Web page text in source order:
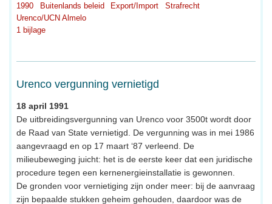
1990
Buitenlands beleid Export/Import
Strafrecht
Urenco/UCN Almelo
1 bijlage
Urenco vergunning vernietigd
18 april 1991
De uitbreidingsvergunning van Urenco voor 3500t wordt door
de Raad van State vernietigd. De vergunning was in mei 1986
aangevraagd en op 17 maart ‘87 verleend. De
milieubeweging juicht: het is de eerste keer dat een juridische
procedure tegen een kernenergieinstallatie is gewonnen.
De gronden voor vernietiging zijn onder meer: bij de aanvraag
zijn bepaalde stukken geheim gehouden, daardoor was de